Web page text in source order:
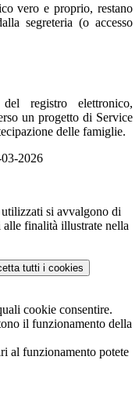
vero e proprio, restano
segreteria (o accesso
registro elettronico,
un progetto di Service
delle famiglie.
2026
si avvalgono di
finalità illustrate nella
tutti i cookies
cookie consentire.
il funzionamento della
al funzionamento potete